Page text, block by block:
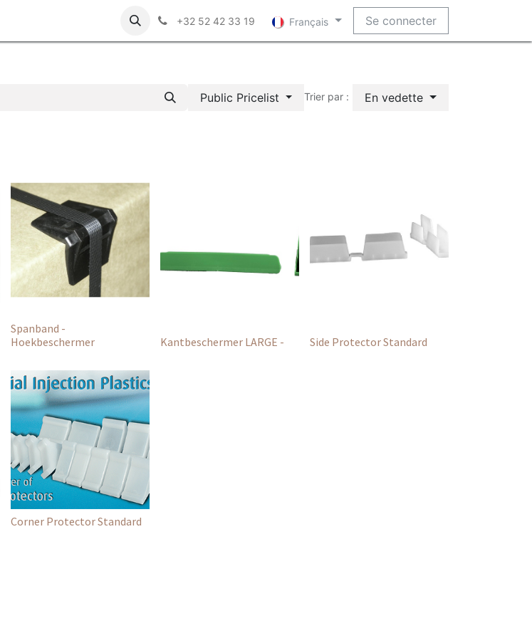
+32 52 42 33 19 Français Se connecter
Public Pricelist Trier par : En vedette
Spanband -
Hoekbeschermer
Kantbeschermer LARGE - Side Protector Standard
Corner Protector Standard